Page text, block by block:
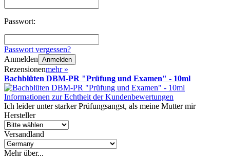
Passwort:
Passwort vergessen?
Anmelden Anmelden
Rezensionenmehr »
Bachblüten DBM-PR "Prüfung und Examen" - 10ml
Informationen zur Echtheit der Kundenbewertungen
Ich leider unter starker Prüfungsangst, als meine Mutter mir
Hersteller
Versandland
Mehr über...